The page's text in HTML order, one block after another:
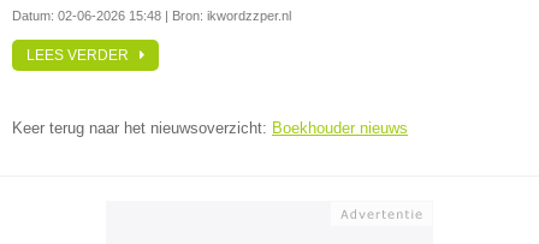
Datum: 02-06-2026 15:48 | Bron: ikwordzzper.nl
LEES VERDER
Keer terug naar het nieuwsoverzicht: Boekhouder nieuws